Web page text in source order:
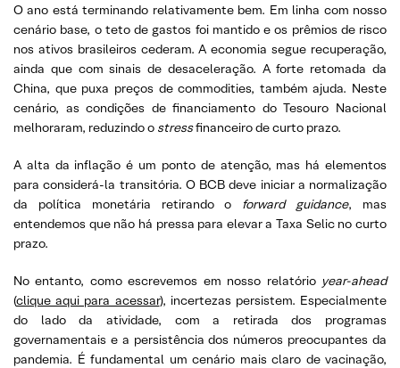
O ano está terminando relativamente bem. Em linha com nosso
cenário base, o teto de gastos foi mantido e os prêmios de risco
nos ativos brasileiros cederam. A economia segue recuperação,
ainda que com sinais de desaceleração. A forte retomada da
China, que puxa preços de commodities, também ajuda. Neste
cenário, as condições de financiamento do Tesouro Nacional
melhoraram, reduzindo o stressfinanceiro de curto prazo.
A alta da inflação é um ponto de atenção, mas há elementos
para considerá-la transitória. O BCB deve iniciar a normalização
da política monetária retirando o forward guidance, mas
entendemos que não há pressa para elevar a Taxa Selic no curto
prazo.
No entanto, como escrevemos em nosso relatório year-ahead
(clique aqui para acessar), incertezas persistem. Especialmente
do lado da atividade, com a retirada dos programas
governamentais e a persistência dos números preocupantes da
pandemia. É fundamental um cenário mais claro de vacinação,